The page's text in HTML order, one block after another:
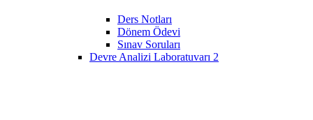
Ders Notları
Dönem Ödevi
Sınav Soruları
Devre Analizi Laboratuvarı 2